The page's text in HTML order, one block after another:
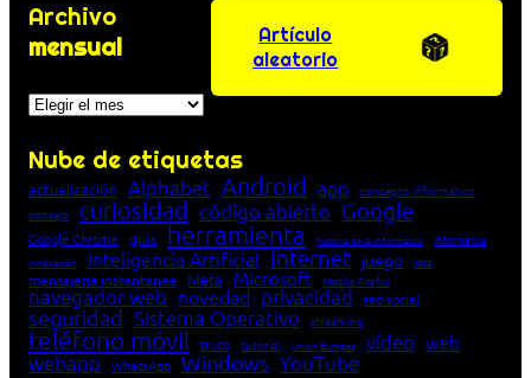
Archivo
mensual
Archivos
Artículo
aleatorio
Nube de etiquetas
actualización Alphabet Android app concepto informático
consejo
curiosidad código abierto Google
Google Chrome guía herramienta historia de la Informática Informática
innovación Inteligencia Artificial Internet juego lista
mensajería instantánea Meta Microsoft Mozilla Firefox
navegador web novedad privacidad red social
seguridad Sistema Operativo streaming
teléfono móvil truco tutorial Unión Europea vídeo web
webapp WhatsApp Windows YouTube